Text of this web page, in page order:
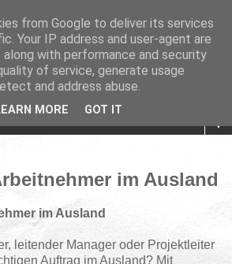
▼
im Ausland
im Ausland
leitender Manager oder Projektleiter
Auftrag im Ausland? Mit
from Google to deliver its services
Your IP address and user-agent are
along with performance and security
of service, generate usage
and address abuse.
MORE GOT IT